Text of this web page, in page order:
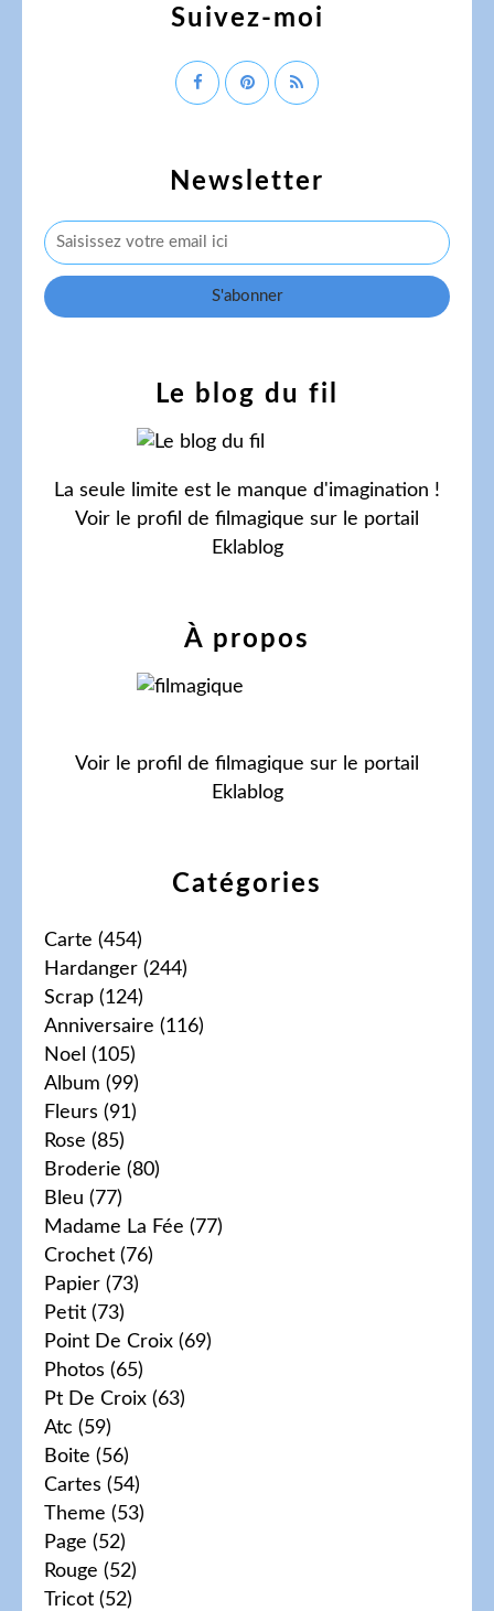
Newsletter
Catégories
Carte (454)
Hardanger (244)
Scrap (124)
Anniversaire (116)
Noel (105)
Album (99)
Fleurs (91)
Rose (85)
Broderie (80)
Bleu (77)
Madame La Fée (77)
Crochet (76)
Papier (73)
Petit (73)
Point De Croix (69)
Photos (65)
Pt De Croix (63)
Atc (59)
Boite (56)
Cartes (54)
Theme (53)
Page (52)
Rouge (52)
Tricot (52)
Le blog du fil
La seule limite est le manque d'imagination !
Voir le profil de filmagique sur le portail
Eklablog
Suivez-moi
À propos
Voir le profil de filmagique sur le portail
Eklablog